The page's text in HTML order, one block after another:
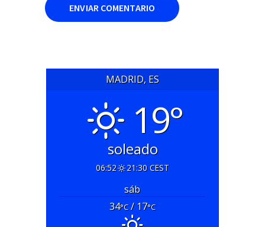
MADRID, ES
19°
soleado
06:52 21:30 CEST
sáb
34°C/ 17°C